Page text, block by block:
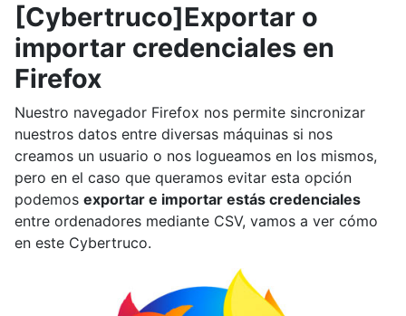
[Cybertruco]Exportar o
importar credenciales en
Firefox
Nuestro navegador Firefox nos permite sincronizar
nuestros datos entre diversas máquinas si nos
creamos un usuario o nos logueamos en los mismos,
pero en el caso que queramos evitar esta opción
podemos exportar e importar estás credenciales
entre ordenadores mediante CSV, vamos a ver cómo
en este Cybertruco.